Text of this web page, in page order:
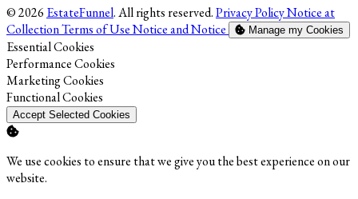
© 2026 EstateFunnel. All rights reserved.Privacy PolicyNotice at
CollectionTerms of UseNotice and Notice Manage my Cookies
Enable
Essential Cookies
Enable
Performance Cookies
Enable
Marketing Cookies
Enable
Functional Cookies
Accept Selected Cookies
We use cookies to ensure that we give you the best experience on our
website.